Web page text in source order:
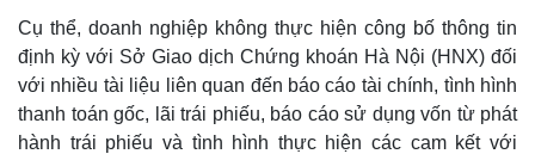
Cụ thể, doanh nghiệp không thực hiện công bố thông tin
định kỳ với Sở Giao dịch Chứng khoán Hà Nội (HNX) đối
với nhiều tài liệu liên quan đến báo cáo tài chính, tình hình
thanh toán gốc, lãi trái phiếu, báo cáo sử dụng vốn từ phát
hành trái phiếu và tình hình thực hiện các cam kết với